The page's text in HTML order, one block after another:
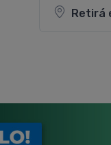
Retirá